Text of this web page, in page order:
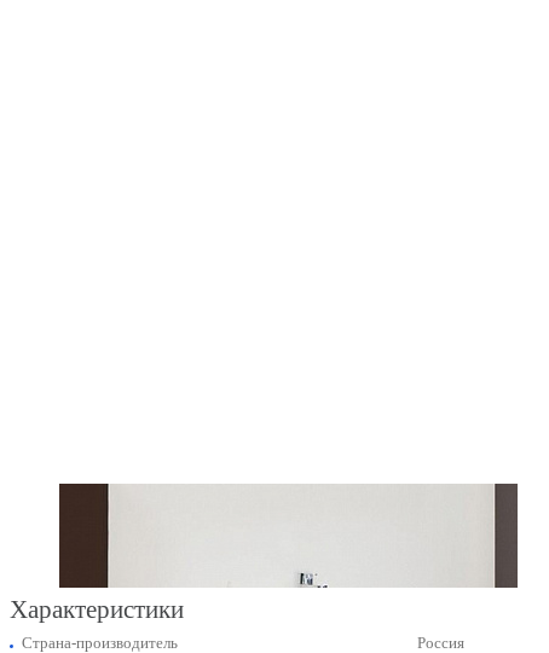
Характеристики
Страна-производитель Россия